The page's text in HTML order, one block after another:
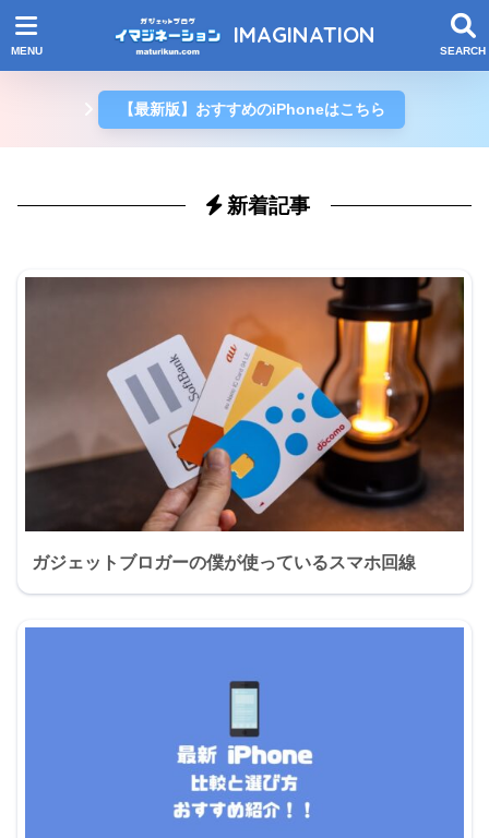
IMAGINATION
【最新版】おすすめのiPhoneはこちら
新着記事
ガジェットブロガーの僕が使っているスマホ回線